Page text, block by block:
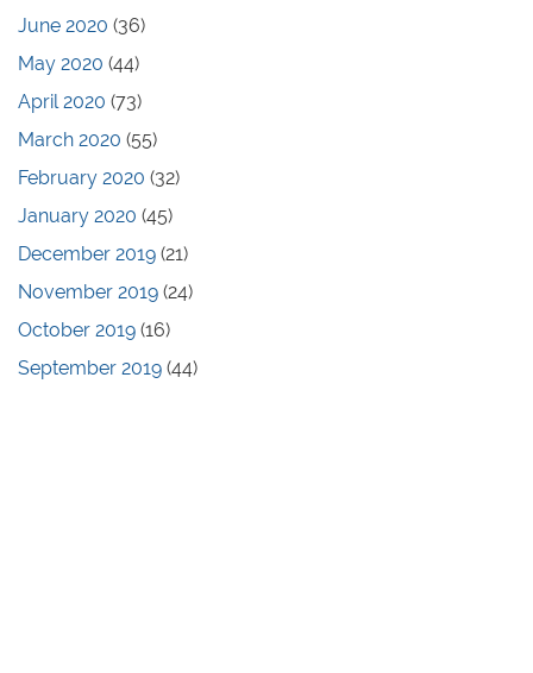
June 2020 (36)
May 2020 (44)
April 2020 (73)
March 2020 (55)
February 2020 (32)
January 2020 (45)
December 2019 (21)
November 2019 (24)
October 2019 (16)
September 2019 (44)